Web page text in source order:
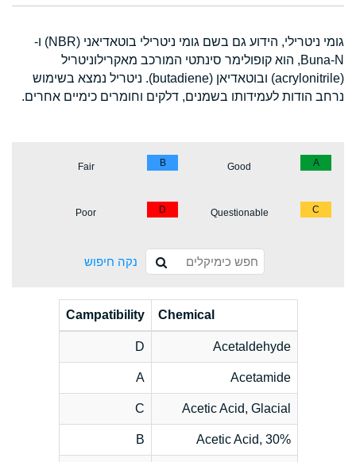
גומי ניטרילי, הידוע גם בשם גומי ניטרילי בוטאדיאני (NBR) ו-
Buna-N, הוא קופולימר סינתטי המורכב מאקרילוניטריל
(acrylonitrile) ובוטאדיאן (butadiene). ניטריל נמצא בשימוש
נרחב הודות לעמידותו בשמנים, דלקים וחומרים כימיים אחרים.
A
Good
B
Fair
C
Questionable
D
Poor
נקה חיפוש
Chemical
Campatibility
Acetaldehyde
D
Acetamide
A
Acetic Acid, Glacial
C
Acetic Acid, 30%
B